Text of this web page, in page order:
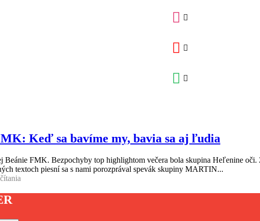
Keď sa bavíme my, bavia sa aj ľudia
Beánie FMK. Bezpochyby top highlightom večera bola skupina Heľenine
textoch piesní sa s nami porozprával spevák skupiny MARTIN...
čítania